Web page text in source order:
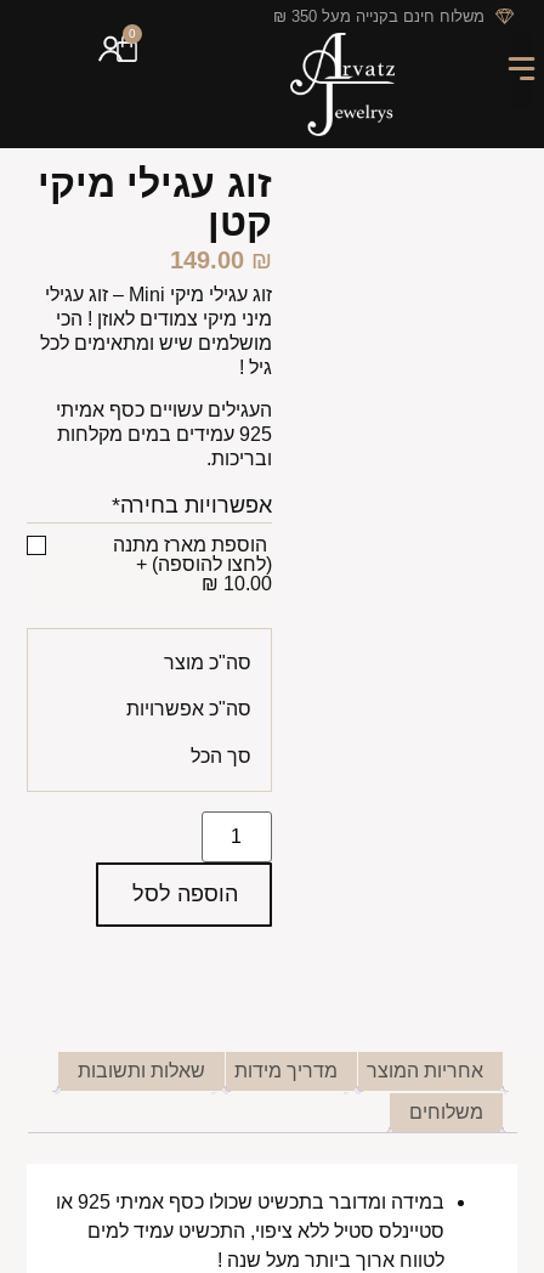
לתוכן משלוח חינם בקנייה מעל 350 ₪
0
זוג עגילי מיקי
קטן
149.00 ₪
זוג עגילי מיקי Mini –
זוג עגילי
מיני מיקי צמודים לאוזן ! הכי
מושלמים שיש ומתאימים לכל
גיל !
העגילים עשויים כסף אמיתי
925 עמידים במים מקלחות
ובריכות.
אפשרויות בחירה*
הוספת מארז מתנה
(לחצו להוספה) +
10.00 ₪
סה"כ מוצר
סה"כ אפשרויות
סך הכל
הוספה לסל
אחריות המוצר מדריך מידות
שאלות ותשובות
משלוחים
במידה ומדובר בתכשיט שכולו כסף אמיתי 925 או
סטיינלס סטיל ללא ציפוי, התכשיט עמיד למים
לטווח ארוך ביותר מעל שנה !